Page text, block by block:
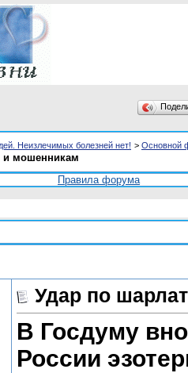
Неизлечимых болезней нет! > Основной
и мошенникам
Правила форума
Удар по
В Госдуму
России